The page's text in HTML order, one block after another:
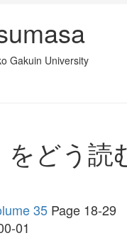
Gakuin University
をどう
35Page 18-29
01